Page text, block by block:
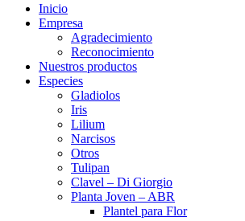
Inicio
Empresa
Agradecimiento
Reconocimiento
Nuestros productos
Especies
Gladiolos
Iris
Lilium
Narcisos
Otros
Tulipan
Clavel – Di Giorgio
Planta Joven – ABR
Plantel para Flor